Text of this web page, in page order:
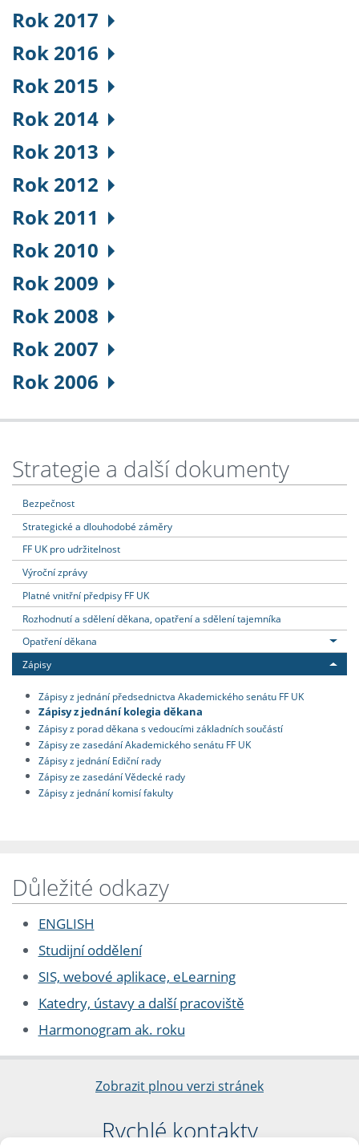
Rok 2017
Rok 2016
Rok 2015
Rok 2014
Rok 2013
Rok 2012
Rok 2011
Rok 2010
Rok 2009
Rok 2008
Rok 2007
Rok 2006
Strategie a další dokumenty
Bezpečnost
Strategické a dlouhodobé záměry
FF UK pro udržitelnost
Výroční zprávy
Platné vnitřní předpisy FF UK
Rozhodnutí a sdělení děkana, opatření a sdělení tajemníka
Opatření děkana
Zápisy
Zápisy z jednání předsednictva Akademického senátu FF UK
Zápisy z jednání kolegia děkana
Zápisy z porad děkana s vedoucími základních součástí
Zápisy ze zasedání Akademického senátu FF UK
Zápisy z jednání Ediční rady
Zápisy ze zasedání Vědecké rady
Zápisy z jednání komisí fakulty
Důležité odkazy
ENGLISH
Studijní oddělení
SIS, webové aplikace, eLearning
Katedry, ústavy a další pracoviště
Harmonogram ak. roku
Zobrazit plnou verzi stránek
Rychlé kontakty